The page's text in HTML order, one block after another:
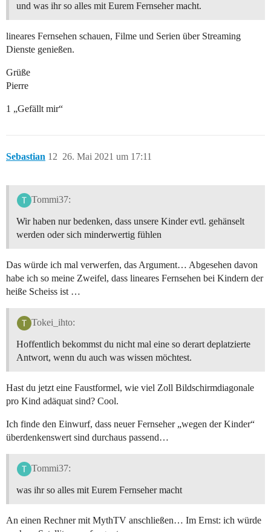
und was ihr so alles mit Eurem Fernseher macht.
lineares Fernsehen schauen, Filme und Serien über Streaming
Dienste genießen.
Grüße
Pierre
1 „Gefällt mir“
Sebastian 26. Mai 2021 um 17:11
12
Tommi37:
Wir haben nur bedenken, dass unsere Kinder evtl. gehänselt
werden oder sich minderwertig fühlen
Das würde ich mal verwerfen, das Argument… Abgesehen davon
habe ich so meine Zweifel, dass lineares Fernsehen bei Kindern der
heiße Scheiss ist …
Tokei_ihto:
Hoffentlich bekommst du nicht mal eine so derart deplatzierte
Antwort, wenn du auch was wissen möchtest.
Hast du jetzt eine Faustformel, wie viel Zoll Bildschirmdiagonale
pro Kind adäquat sind? Cool.
Ich finde den Einwurf, dass neuer Fernseher „wegen der Kinder“
überdenkenswert sind durchaus passend…
Tommi37:
was ihr so alles mit Eurem Fernseher macht
An einen Rechner mit MythTV anschließen… Im Ernst: ich würde